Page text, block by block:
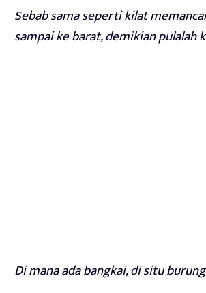
Sebab sama seperti kilat
sampai ke barat, demikian pulalah
Di mana ada bangkai, di situ